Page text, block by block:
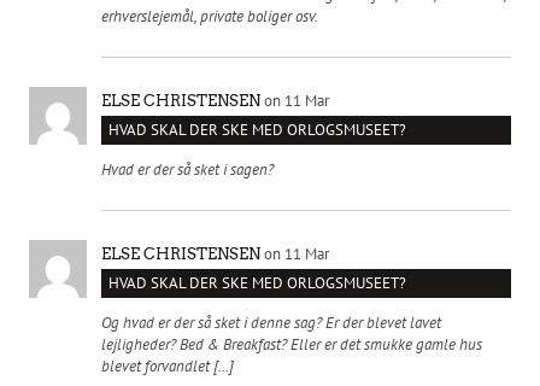
erhverslejemål, private boliger osv.
ELSE CHRISTENSEN on 11 Mar
HVAD SKAL DER SKE MED ORLOGSMUSEET?
Hvad er der så sket i sagen?
ELSE CHRISTENSEN on 11 Mar
HVAD SKAL DER SKE MED ORLOGSMUSEET?
Og hvad er der så sket i denne sag? Er der blevet lavet
lejligheder? Bed & Breakfast? Eller er det smukke gamle hus
blevet forvandlet […]